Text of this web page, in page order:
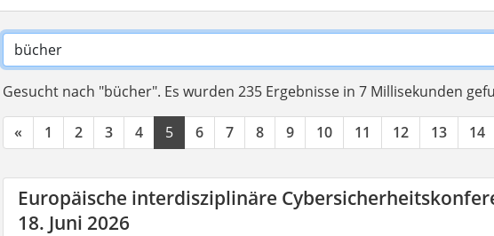
Gesucht nach "bücher". Es wurden 235 Ergebnisse in 7 Millisekunden
« 1 2 3 4 5 6 7 8 9 10 11 12 13 14
Europäische interdisziplinäre
18. Juni 2026